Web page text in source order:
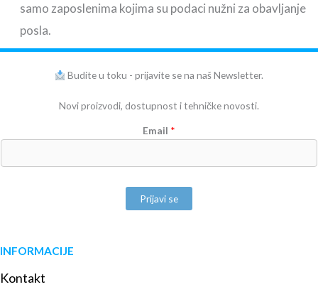
samo zaposlenima kojima su podaci nužni za obavljanje
posla.
Budite u toku - prijavite se na naš Newsletter.
Novi proizvodi, dostupnost i tehničke novosti.
Email *
Prijavi se
INFORMACIJE
Kontakt